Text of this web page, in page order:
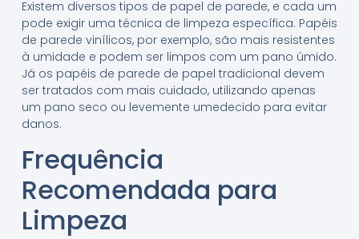
Existem diversos tipos de papel de parede, e cada um
pode exigir uma técnica de limpeza específica. Papéis
de parede vinílicos, por exemplo, são mais resistentes
à umidade e podem ser limpos com um pano úmido.
Já os papéis de parede de papel tradicional devem
ser tratados com mais cuidado, utilizando apenas
um pano seco ou levemente umedecido para evitar
danos.
Frequência
Recomendada para
Limpeza